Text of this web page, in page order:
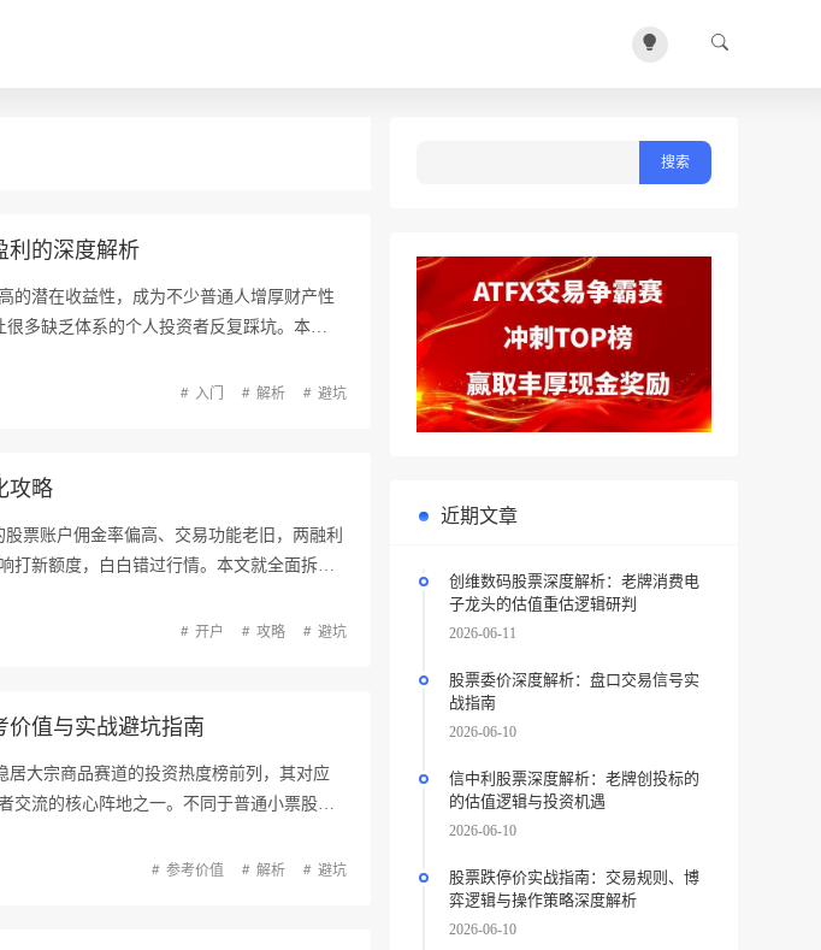
利的深度解析
的潜在收益性，成为不少普通人增厚财产性
很多缺乏体系的个人投资者反复踩坑。本…
入门 解析 避坑
攻略
票账户佣金率偏高、交易功能老旧，两融利
打新额度，白白错过行情。本文就全面拆…
开户 攻略 避坑
价值与实战避坑指南
大宗商品赛道的投资热度榜前列，其对应
交流的核心阵地之一。不同于普通小票股…
参考价值 解析 避坑
近期文章
创维数码股票深度解析：老牌消费电
子龙头的估值重估逻辑研判
2026-06-11
股票委价深度解析：盘口交易信号实
战指南
2026-06-10
信中利股票深度解析：老牌创投标的
的估值逻辑与投资机遇
2026-06-10
股票跌停价实战指南：交易规则、博
弈逻辑与操作策略深度解析
2026-06-10